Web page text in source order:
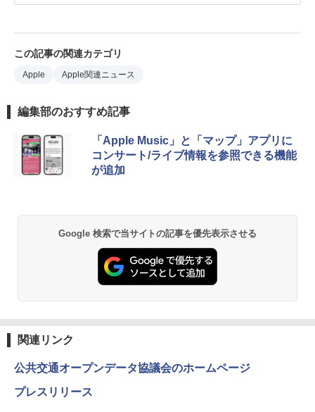
この記事の関連カテゴリ
Apple Apple関連ニュース
編集部のおすすめ記事
「Apple Music」と「マップ」アプリに
コンサート/ライブ情報を参照できる機能
が追加
Google 検索で当サイトの記事を優先表示させる
関連リンク
公共交通オープンデータ協議会のホームページ
プレスリリース